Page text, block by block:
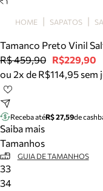
Bolsa
Tamanco
Tênis
Mule
Tire dúvidas
Meus pedidos
Acompanhe
HOME SAPATOS
Tamanco Preto Vinil
R$ 459,90 R$229,90
ou 2x de R$114,95 sem
Receba atéR$ 27,59de
Saiba mais
Tamanhos
GUIA DE TAMANHOS
33
34